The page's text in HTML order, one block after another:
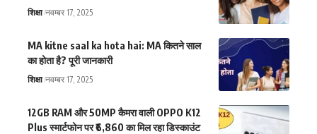
शिक्षा नवम्बर 17, 2025
MA kitne saal ka hota hai: MA कितने साल
का होता है? पूरी जानकारी
शिक्षा नवम्बर 17, 2025
12GB RAM और 50MP कैमरा वाली OPPO K12
Plus स्मार्टफोन पर ₹6,860 का मिल रहा डिस्काउंट